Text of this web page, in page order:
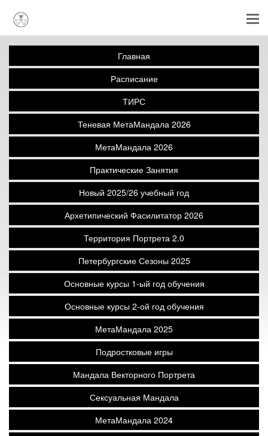
Главная
Расписание
ТИРС
Теневая МетаМандала 2026
МетаМандала 2026
Практические Занятия
Новый 2025/26 учебный год
Архетипический Фасилитатор 2026
Территория Портрета 2.0
Петербургские Сезоны 2025
Основные курсы 1-ый год обучения
Основные курсы 2-ой год обучения
МетаМандала 2025
Подростковые игры
Мандала Векторного Портрета
Сексуальная Мандала
МетаМандала 2024